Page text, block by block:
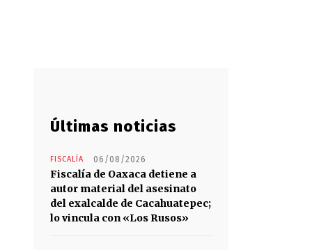
Últimas noticias
FISCALÍA 06/08/2026
Fiscalía de Oaxaca detiene a
autor material del asesinato
del exalcalde de Cacahuatepec;
lo vincula con «Los Rusos»